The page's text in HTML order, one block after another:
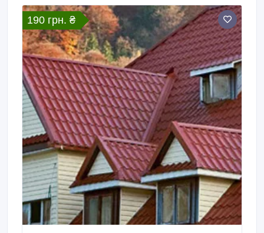
30 мм) • Підпокрівельні мембрани, гідробар'єр,
паробар'єр, покрівельний ущільнювач.
190 грн. ₴